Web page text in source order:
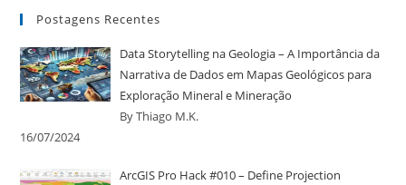
Postagens Recentes
Data Storytelling na Geologia – A Importância da
Narrativa de Dados em Mapas Geológicos para
Exploração Mineral e Mineração
By Thiago M.K.
16/07/2024
ArcGIS Pro Hack #010 – Define Projection